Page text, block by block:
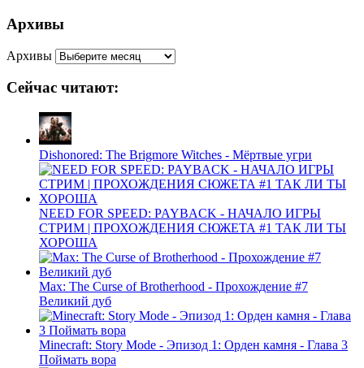
Архивы
Архивы
Сейчас читают:
Dishonored: The Brigmore Witches - Мёртвые угри
NEED FOR SPEED: PAYBACK - НАЧАЛО ИГРЫ
СТРИМ | ПРОХОЖДЕНИЯ СЮЖЕТА #1 ТАК ЛИ ТЫ
ХОРОША
Max: The Curse of Brotherhood - Прохождение #7
Великий дуб
Minecraft: Story Mode - Эпизод 1: Орден камня - Глава 3
Поймать вора